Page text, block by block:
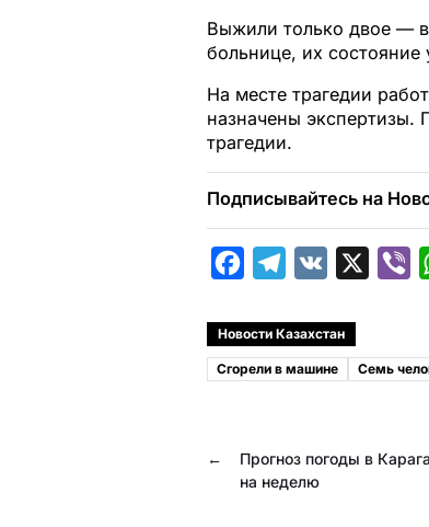
Выжили только двое —
больнице, их состояние
На месте трагедии
назначены экспертизы.
трагедии.
Подписывайтесь на
c
e
o
k
l
e
a
m
e
Новости Казахстан
Сгорели в машине Семь
←
Прогноз погоды в
на неделю